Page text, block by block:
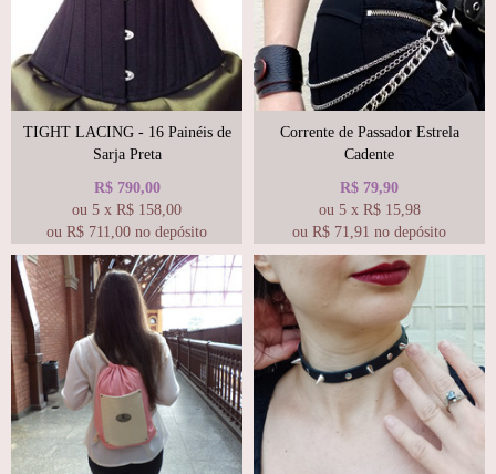
TIGHT LACING - 16 Painéis de
Sarja Preta
R$ 790,00
ou 5 x R$ 158,00
ou R$ 711,00 no depósito
Corrente de Passador Estrela
Cadente
R$ 79,90
ou 5 x R$ 15,98
ou R$ 71,91 no depósito